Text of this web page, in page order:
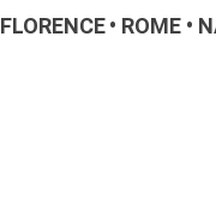
FLORENCE ROME